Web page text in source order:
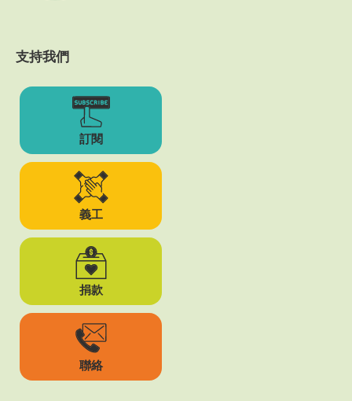
支持我們
訂閱
義工
捐款
聯絡